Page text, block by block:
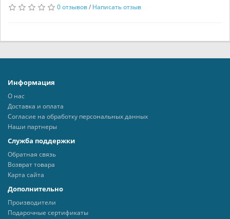
0 отзывов/ Написать отзыв
Информация
О нас
Доставка и оплата
Согласие на обработку персональных данных
Наши партнеры
Служба поддержки
Обратная связь
Возврат товара
Карта сайта
Дополнительно
Производители
Подарочные сертификаты